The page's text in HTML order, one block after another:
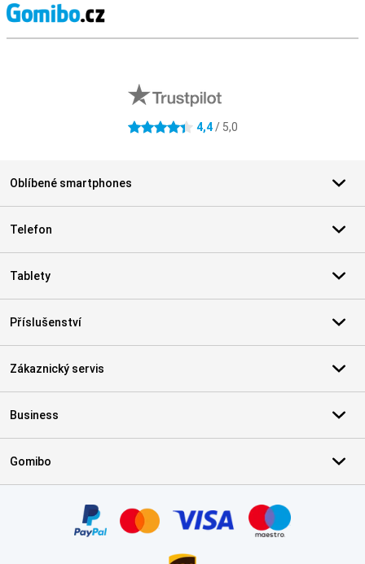
4.4 hvězdičky4,4/ 5,0
Oblíbené smartphones
Telefon
Tablety
Příslušenství
Zákaznický servis
Business
Gomibo